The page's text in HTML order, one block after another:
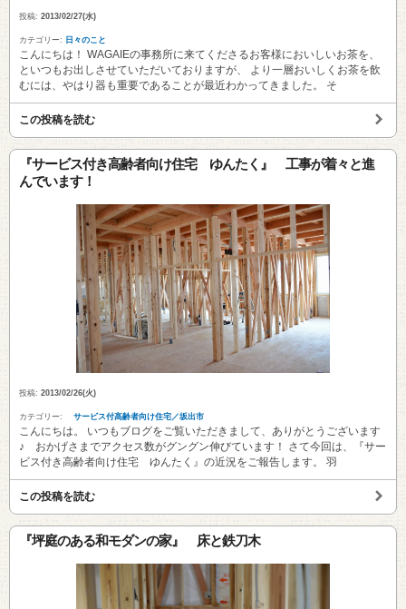
投稿: 2013/02/27(水)
カテゴリー: 日々のこと
こんにちは！ WAGAIEの事務所に来てくださるお客様においしいお茶を、
といつもお出しさせていただいておりますが、 より一層おいしくお茶を飲
むには、やはり器も重要であることが最近わかってきました。 そ
この投稿を読む
『サービス付き高齢者向け住宅 ゆんたく』 工事が着々と進
んでいます！
投稿: 2013/02/26(火)
カテゴリー: サービス付高齢者向け住宅／坂出市
こんにちは。 いつもブログをご覧いただきまして、ありがとうございます
♪ おかげさまでアクセス数がグングン伸びています！ さて今回は、『サー
ビス付き高齢者向け住宅 ゆんたく』の近況をご報告します。 羽
この投稿を読む
『坪庭のある和モダンの家』 床と鉄刀木